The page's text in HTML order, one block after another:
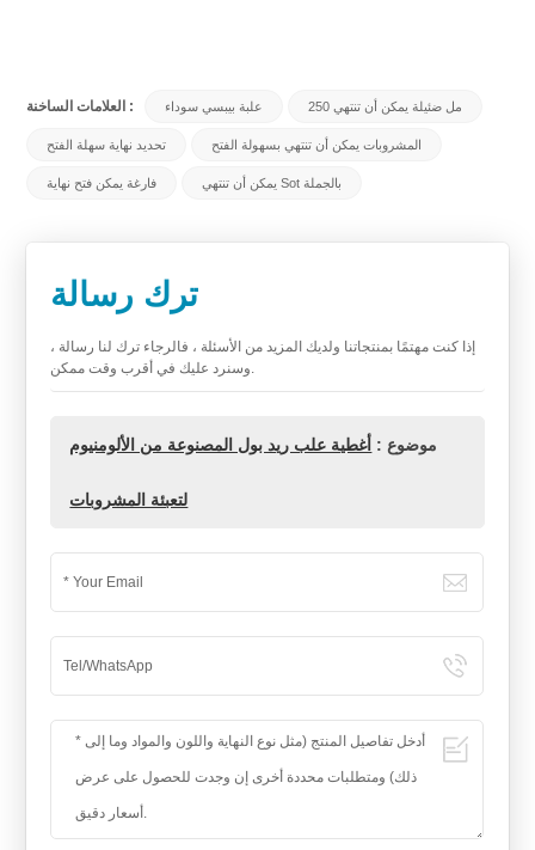
العلامات الساخنة : علبة بيبسي سوداء 250 مل ضئيلة يمكن أن تنتهي
تحديد نهاية سهلة الفتح المشروبات يمكن أن تنتهي بسهولة الفتح
فارغة يمكن فتح نهاية يمكن أن تنتهي Sot بالجملة
ترك رسالة
إذا كنت مهتمًا بمنتجاتنا ولديك المزيد من الأسئلة ، فالرجاء ترك لنا رسالة ،
وسنرد عليك في أقرب وقت ممكن.
موضوع : أغطية علب ريد بول المصنوعة من الألومنيوم
لتعبئة المشروبات